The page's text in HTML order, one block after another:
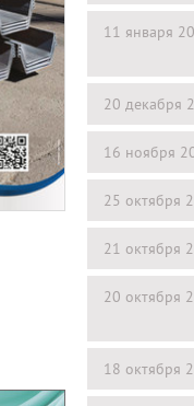
11 января
20 декабря
16 ноября
25 октября
21 октября
20 октября
18 октября